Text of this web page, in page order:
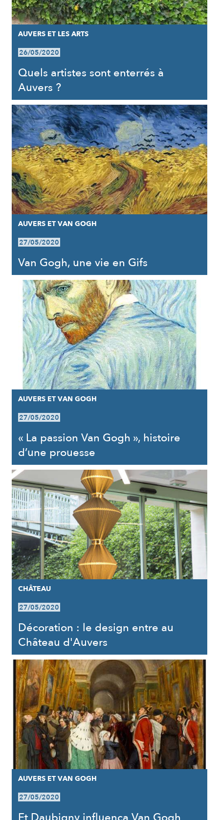
AUVERS ET LES ARTS
26/05/2020
Quels artistes sont enterrés à
Auvers ?
AUVERS ET VAN GOGH
27/05/2020
Van Gogh, une vie en Gifs
AUVERS ET VAN GOGH
27/05/2020
« La passion Van Gogh », histoire
d’une prouesse
CHÂTEAU
27/05/2020
Décoration : le design entre au
Château d'Auvers
AUVERS ET VAN GOGH
27/05/2020